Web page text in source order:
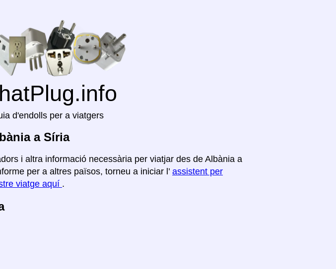
d'endolls per a viatgers
a Síria
i altra informació necessària per viatjar des de Albània a
per a altres països, torneu a iniciar l’ assistent per
viatge aquí .